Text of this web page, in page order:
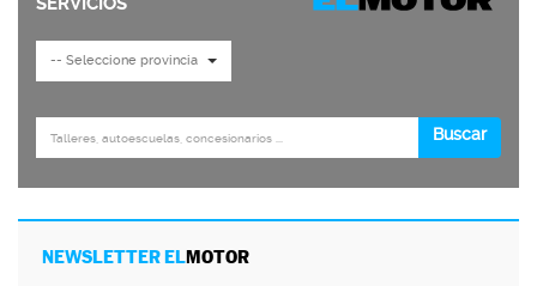
NEWSLETTER ELMOTOR